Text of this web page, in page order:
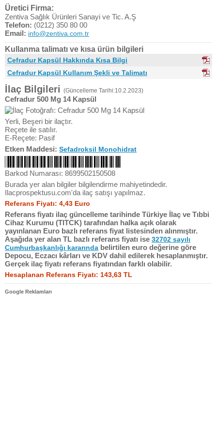
Üretici Firma:
Zentiva Sağlık Ürünleri Sanayi ve Tic. A.Ş
Telefon: (0212) 350 80 00
Email: info@zentiva.com.tr
Kullanma talimatı ve kısa ürün bilgileri
Cefradur Kapsül Hakkında Kısa Bilgi
Cefradur Kapsül Kullanım Şekli ve Talimatı
İlaç Bilgileri (Güncelleme Tarihi:10.2.2023)
Cefradur 500 Mg 14 Kapsül
Yerli, Beşeri bir ilaçtır.
Reçete ile satılır.
E-Reçete: Pasif
Etken Maddesi: Sefadroksil Monohidrat
Barkod Numarası: 8699502150508
Burada yer alan bilgiler bilgilendirme mahiyetindedir.
Ilacprospektusu.com'da ilaç satışı yapılmaz.
Referans Fiyatı: 4,43 Euro
Referans fiyatı ilaç güncelleme tarihinde Türkiye İlaç ve Tıbbi
Cihaz Kurumu (TITCK) tarafından halka açık olarak
yayınlanan Euro bazlı referans fiyat listesinden alınmıştır.
Aşağıda yer alan TL bazlı referans fiyatı ise 32702 sayılı
Cumhurbaşkanlığı kararında belirtilen euro değerine göre
Depocu, Eczacı kârları ve KDV dahil edilerek hesaplanmıştır.
Gerçek ilaç fiyatı referans fiyatından farklı olabilir.
Hesaplanan Referans Fiyatı: 143,63 TL
Google Reklamları